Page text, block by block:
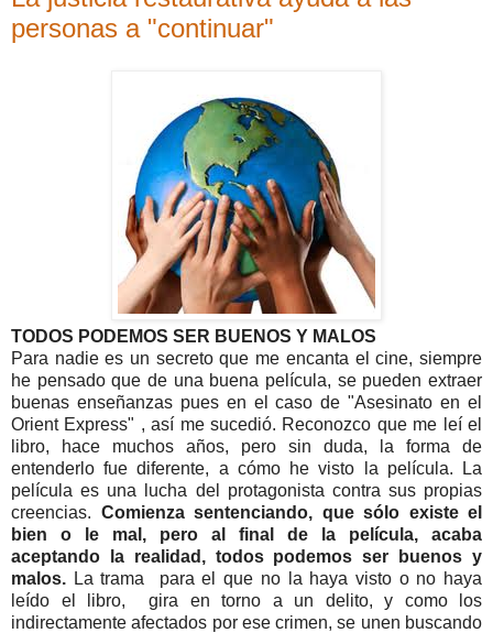
personas a "continuar"
TODOS PODEMOS SER BUENOS Y MALOS
Para nadie es un secreto que me encanta el cine, siempre
he pensado que de una buena película, se pueden extraer
buenas enseñanzas pues en el caso de "Asesinato en el
Orient Express" , así me sucedió. Reconozco que me leí el
libro, hace muchos años, pero sin duda, la forma de
entenderlo fue diferente, a cómo he visto la película. La
película es una lucha del protagonista contra sus propias
creencias. Comienza sentenciando, que sólo existe el
bien o le mal, pero al final de la película, acaba
aceptando la realidad, todos podemos ser buenos y
malos. La trama para el que no la haya visto o no haya
leído el libro, gira en torno a un delito, y como los
indirectamente afectados por ese crimen, se unen buscando